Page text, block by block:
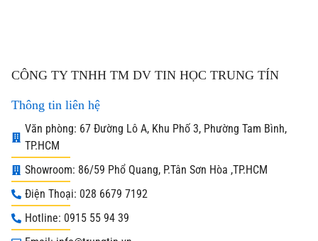
CÔNG TY TNHH TM DV TIN HỌC TRUNG TÍN
Thông tin liên hệ
Văn phòng: 67 Đường Lô A, Khu Phố 3, Phường Tam Bình,
TP.HCM
Showroom: 86/59 Phổ Quang, P.Tân Sơn Hòa ,TP.HCM
Điện Thoại: 028 6679 7192
Hotline: 0915 55 94 39